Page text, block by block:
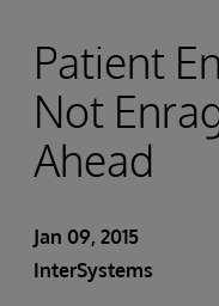
Patient
Not
Ahead
Jan 09, 2015
InterSystems